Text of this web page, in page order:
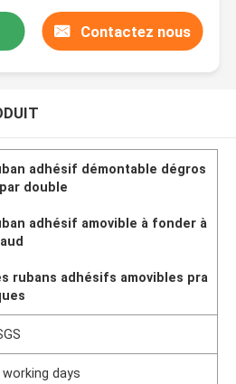
Contactez nous
adhésif démontable dégros
double
adhésif amovible à fonder à
rubans adhésifs amovibles pra
working days